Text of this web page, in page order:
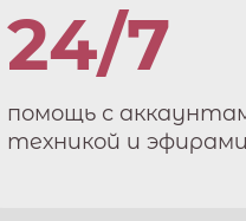
24/7
помощь с
техникой и эфирами